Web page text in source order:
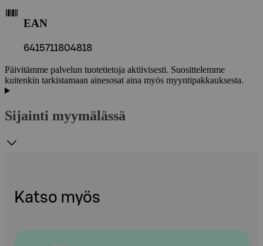
EAN
6415711804818
Päivitämme palvelun tuotetietoja aktiivisesti. Suosittelemme
kuitenkin tarkistamaan ainesosat aina myös myyntipakkauksesta.
Sijainti myymälässä
Katso myös